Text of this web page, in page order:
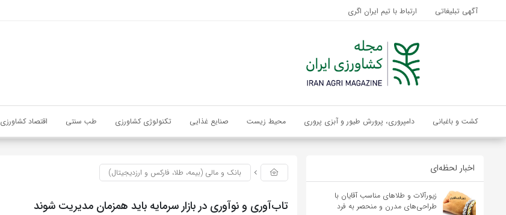
آگهی تبلیغاتی ارتباط با تیم ایران اگری
کشت و باغبانی دامپروری، پرورش طیور و آبزی پروری محیط زیست صنایع غذایی تکنولوژی کشاورزی طب سنتی اقتصاد کشاورزی
اخبار لحظه‌ای
زیورآلات و طلاهای مناسب آقایان با
طراحی‌های مدرن و منحصر به فرد
بانک و مالی (بیمه، طلا، فارکس و ارزدیجیتال)
تاب‌آوری و نوآوری در بازار سرمایه باید همزمان مدیریت شوند